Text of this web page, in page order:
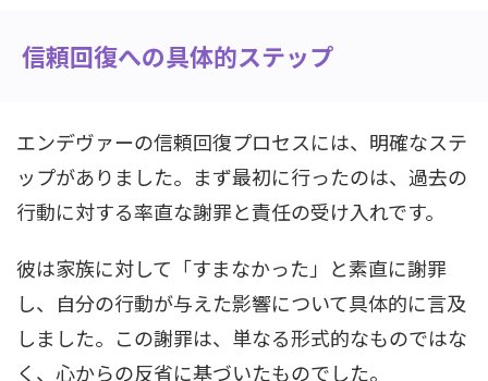
信頼回復への具体的ステップ
エンデヴァーの信頼回復プロセスには、明確なステ
ップがありました。まず最初に行ったのは、過去の
行動に対する率直な謝罪と責任の受け入れです。
彼は家族に対して「すまなかった」と素直に謝罪
し、自分の行動が与えた影響について具体的に言及
しました。この謝罪は、単なる形式的なものではな
く、心からの反省に基づいたものでした。